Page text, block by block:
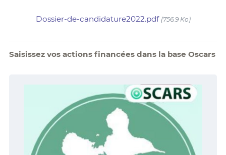
Dossier-de-candidature2022.pdf (756.9 Ko)
Saisissez vos actions financées dans la base Oscars